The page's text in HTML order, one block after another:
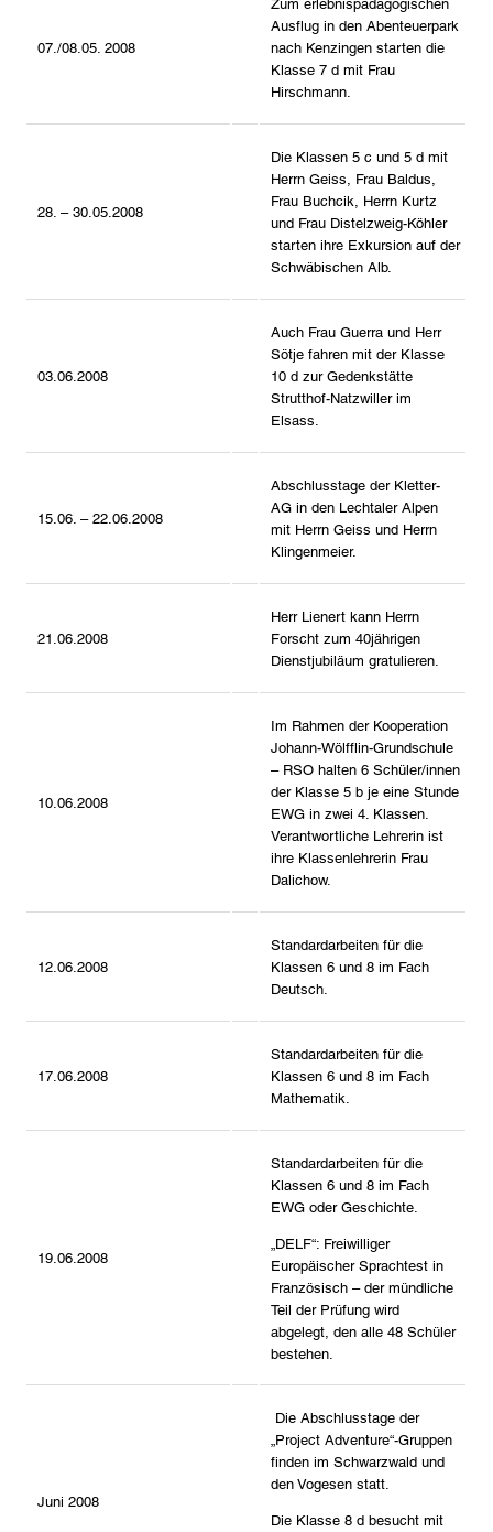
07./08.05. 2008
Zum erlebnispädagogischen
Ausflug in den Abenteuerpark
nach Kenzingen starten die
Klasse 7 d mit Frau
Hirschmann.
28. – 30.05.2008
Die Klassen 5 c und 5 d mit
Herrn Geiss, Frau Baldus,
Frau Buchcik, Herrn Kurtz
und Frau Distelzweig-Köhler
starten ihre Exkursion auf der
Schwäbischen Alb.
03.06.2008
Auch Frau Guerra und Herr
Sötje fahren mit der Klasse
10 d zur Gedenkstätte
Strutthof-Natzwiller im
Elsass.
15.06. – 22.06.2008
Abschlusstage der Kletter-
AG in den Lechtaler Alpen
mit Herrn Geiss und Herrn
Klingenmeier.
21.06.2008
Herr Lienert kann Herrn
Forscht zum 40jährigen
Dienstjubiläum gratulieren.
10.06.2008
Im Rahmen der Kooperation
Johann-Wölfflin-Grundschule
– RSO halten 6 Schüler/innen
der Klasse 5 b je eine Stunde
EWG in zwei 4. Klassen.
Verantwortliche Lehrerin ist
ihre Klassenlehrerin Frau
Dalichow.
12.06.2008
Standardarbeiten für die
Klassen 6 und 8 im Fach
Deutsch.
17.06.2008
Standardarbeiten für die
Klassen 6 und 8 im Fach
Mathematik.
19.06.2008
Standardarbeiten für die
Klassen 6 und 8 im Fach
EWG oder Geschichte.
„DELF“: Freiwilliger
Europäischer Sprachtest in
Französisch – der mündliche
Teil der Prüfung wird
abgelegt, den alle 48 Schüler
bestehen.
Juni 2008
Die Abschlusstage der
„Project Adventure“-Gruppen
finden im Schwarzwald und
den Vogesen statt.
Die Klasse 8 d besucht mit